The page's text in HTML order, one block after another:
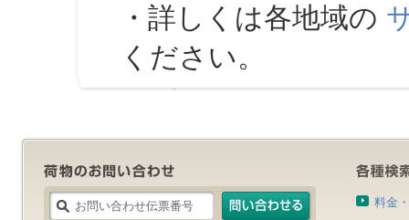
・詳しくは各地域の
ください。
料金